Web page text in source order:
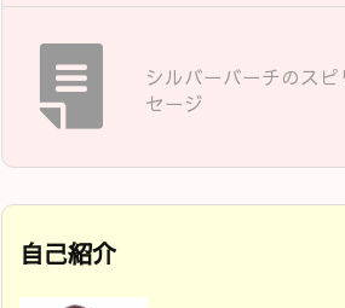
シルバーバーチのス
セージ
自己紹介